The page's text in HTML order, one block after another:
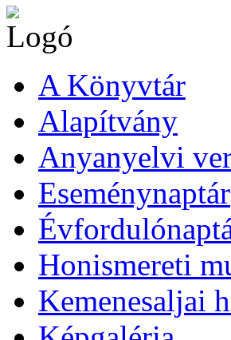
A Könyvtár
Alapítvány
Anyanyelvi
Eseménynaptár
Honismereti
Kemenesaljai